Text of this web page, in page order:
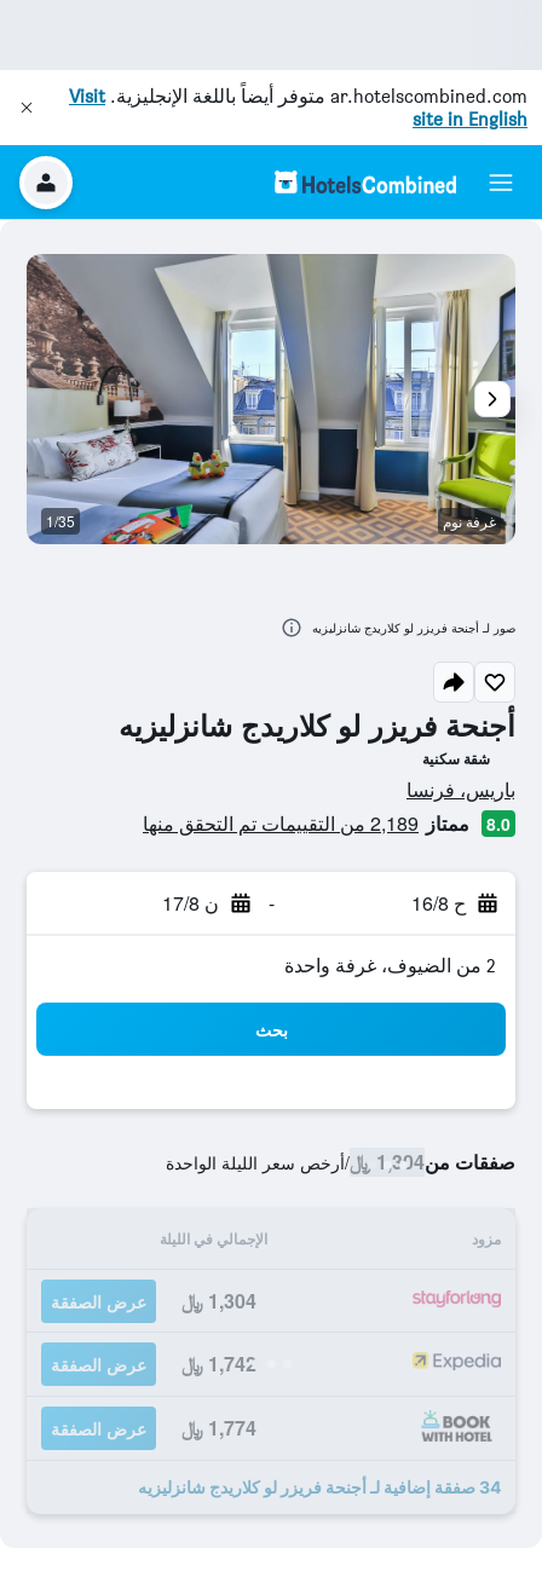
ar.hotelscombined.com متوفر أيضاً باللغة الإنجليزية.Visit
site in English
أجنحة فريزر لو كلاريدج شانزليزيه
شقة سكنية
تقييم فئة 0
باريس، فرنسا
8.0 ممتاز 2,189 من التقييمات تم التحقق منها
ح 16/8 - ن 17/8
2 من الضيوف، غرفة واحدة
بحث
صفقات من1,304 ﷼ /أرخص سعر الليلة الواحدة
مزود الإجمالي في الليلة
1,304 ﷼ عرض الصفقة
1,742 ﷼ عرض الصفقة
1,774 ﷼ عرض الصفقة
34 صفقة إضافية لـ أجنحة فريزر لو كلاريدج شانزليزيه
غرفة نوم 1/35
صور لـ أجنحة فريزر لو كلاريدج شانزليزيه